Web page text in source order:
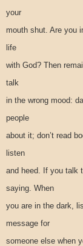
your
mouth shut. Are you
life
with God? Then
talk
in the wrong mood:
people
about it; don’t read
listen
and heed. If you talk
saying. When
you are in the dark,
message for
someone else when